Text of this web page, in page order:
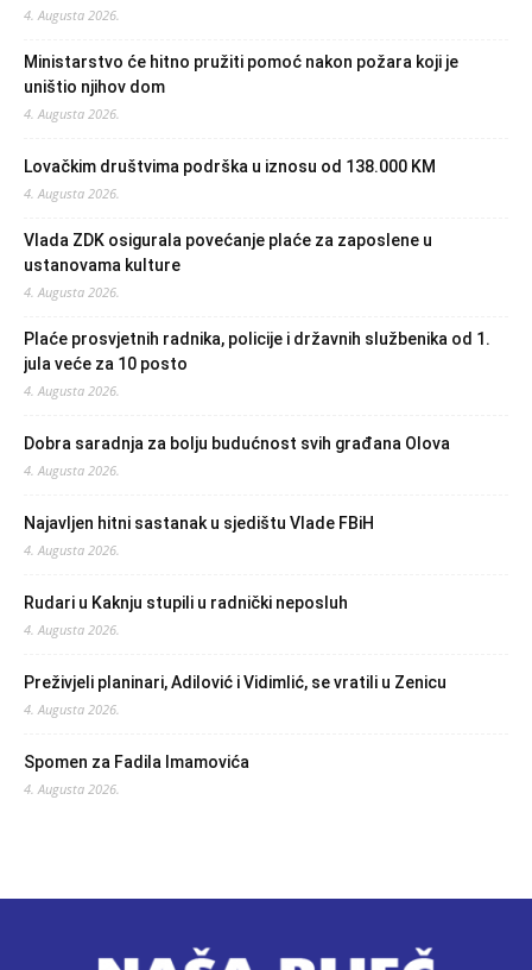
4. Augusta 2026.
Ministarstvo će hitno pružiti pomoć nakon požara koji je
uništio njihov dom
4. Augusta 2026.
Lovačkim društvima podrška u iznosu od 138.000 KM
4. Augusta 2026.
Vlada ZDK osigurala povećanje plaće za zaposlene u
ustanovama kulture
4. Augusta 2026.
Plaće prosvjetnih radnika, policije i državnih službenika od 1.
jula veće za 10 posto
4. Augusta 2026.
Dobra saradnja za bolju budućnost svih građana Olova
4. Augusta 2026.
Najavljen hitni sastanak u sjedištu Vlade FBiH
4. Augusta 2026.
Rudari u Kaknju stupili u radnički neposluh
4. Augusta 2026.
Preživjeli planinari, Adilović i Vidimlić, se vratili u Zenicu
4. Augusta 2026.
Spomen za Fadila Imamovića
4. Augusta 2026.